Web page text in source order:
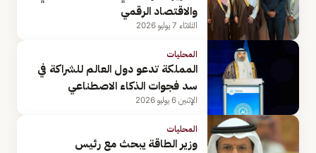
والاقتصاد الرقمي
الثلاثاء 7 يوليو 2026
المحليات
المملكة تدعو دول العالم للشراكة في
سد فجوات الذكاء الاصطناعي
الإثنين 6 يوليو 2026
المحليات
وزير الطاقة يبحث مع رئيس